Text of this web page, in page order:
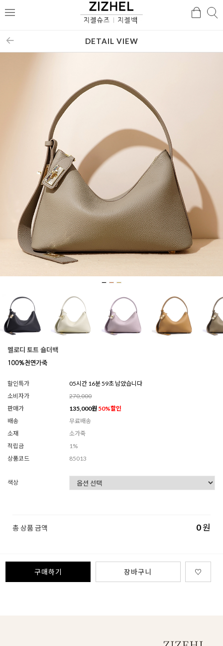
메
검
DETAIL VIEW
멜로디 토트 숄더백
할인특가
05시간 16분 57초 남았습니다
소비자가
270,000
판매가
135,000원 50%할인
배송
무료배송
소재
소가죽
적립금
1%
상품코드
85013
색상
총 상품 금액 0원
구매하기 장바구니 ♡